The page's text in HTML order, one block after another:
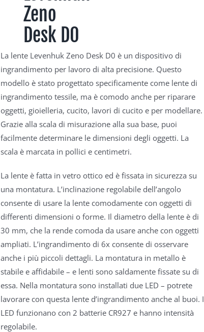
Zeno
Desk D0
La lente Levenhuk Zeno Desk D0 è un dispositivo di
ingrandimento per lavoro di alta precisione. Questo
modello è stato progettato specificamente come lente di
ingrandimento tessile, ma è comodo anche per riparare
oggetti, gioielleria, cucito, lavori di cucito e per modellare.
Grazie alla scala di misurazione alla sua base, puoi
facilmente determinare le dimensioni degli oggetti. La
scala è marcata in pollici e centimetri.
La lente è fatta in vetro ottico ed è fissata in sicurezza su
una montatura. L’inclinazione regolabile dell’angolo
consente di usare la lente comodamente con oggetti di
differenti dimensioni o forme. Il diametro della lente è di
30 mm, che la rende comoda da usare anche con oggetti
ampliati. L’ingrandimento di 6x consente di osservare
anche i più piccoli dettagli. La montatura in metallo è
stabile e affidabile – e lenti sono saldamente fissate su di
essa. Nella montatura sono installati due LED – potrete
lavorare con questa lente d’ingrandimento anche al buoi. I
LED funzionano con 2 batterie CR927 e hanno intensità
regolabile.